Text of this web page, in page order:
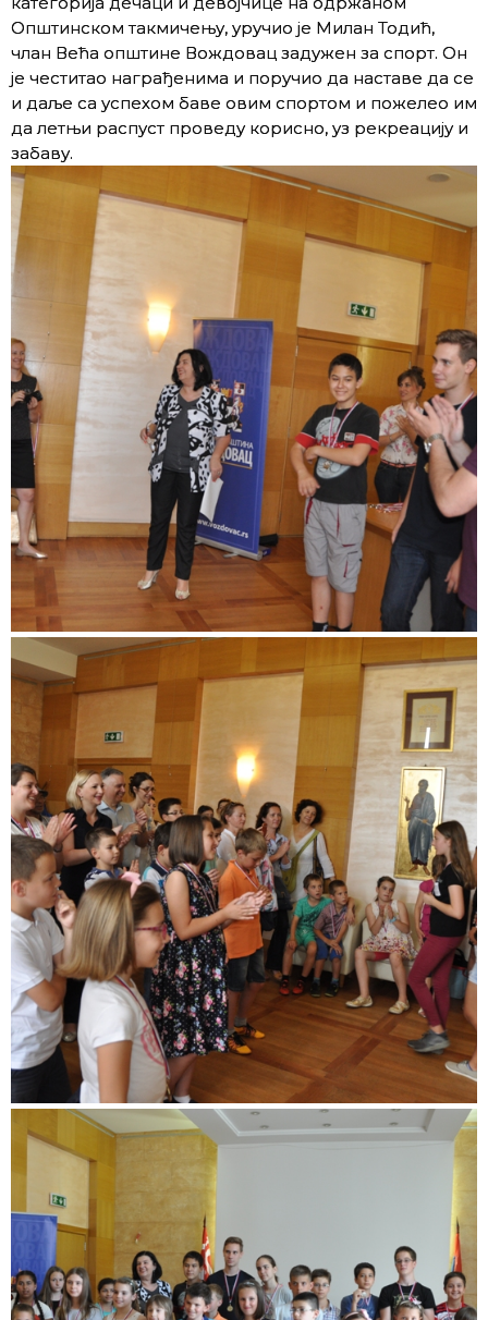
Општинском такмичењу, уручио је Милан Тодић,
члан Већа општине Вождовац задужен за спорт. Он
је честитао награђенима и поручио да наставе да се
и даље са успехом баве овим спортом и пожелео им
да летњи распуст проведу корисно, уз рекреацију и
забаву.